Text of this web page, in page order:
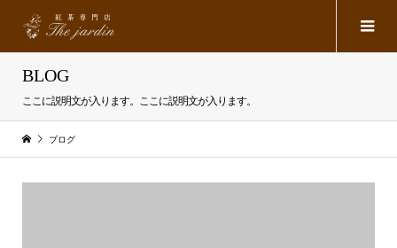
BLOG
ここに説明文が入ります。ここに説明文が入ります。
ブログ